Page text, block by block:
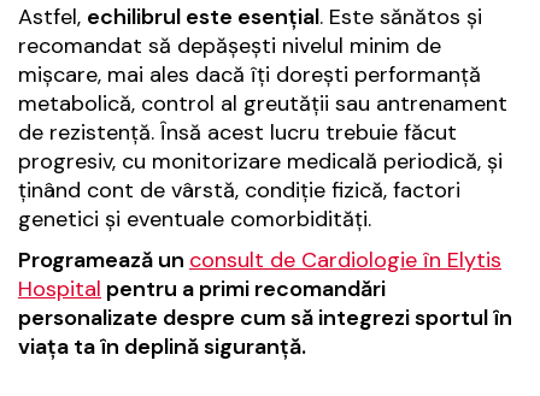
Astfel, echilibrul este esențial. Este sănătos și
recomandat să depășești nivelul minim de
mișcare, mai ales dacă îți dorești performanță
metabolică, control al greutății sau antrenament
de rezistență. Însă acest lucru trebuie făcut
progresiv, cu monitorizare medicală periodică, și
ținând cont de vârstă, condiție fizică, factori
genetici și eventuale comorbidități.
Programează un consult de Cardiologie în Elytis
Hospital pentru a primi recomandări
personalizate despre cum să integrezi sportul în
viața ta în deplină siguranță.